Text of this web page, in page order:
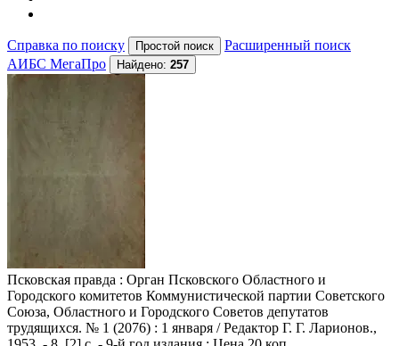
Справка по поиску
Расширенный поиск
АИБС МегаПро
Найдено: 257
Псковская правда : Орган Псковского Областного и
Городского комитетов Коммунистической партии Советского
Союза, Областного и Городского Советов депутатов
трудящихся. № 1 (2076) : 1 января / Редактор Г. Г. Ларионов.,